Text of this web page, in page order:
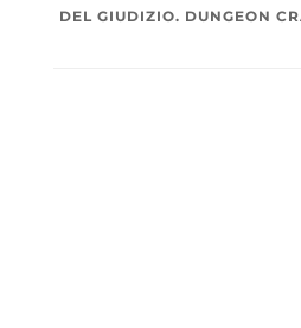
DEL GIUDIZIO. DUNGEON